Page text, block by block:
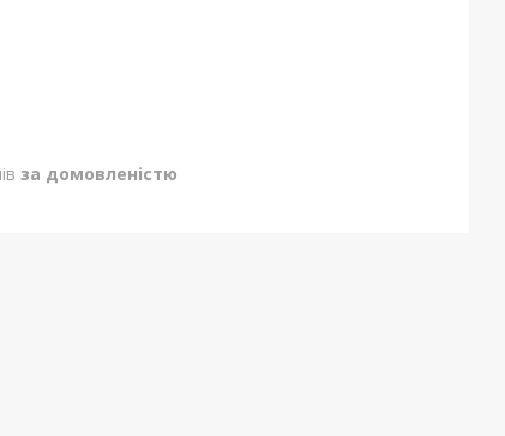
за домовленістю